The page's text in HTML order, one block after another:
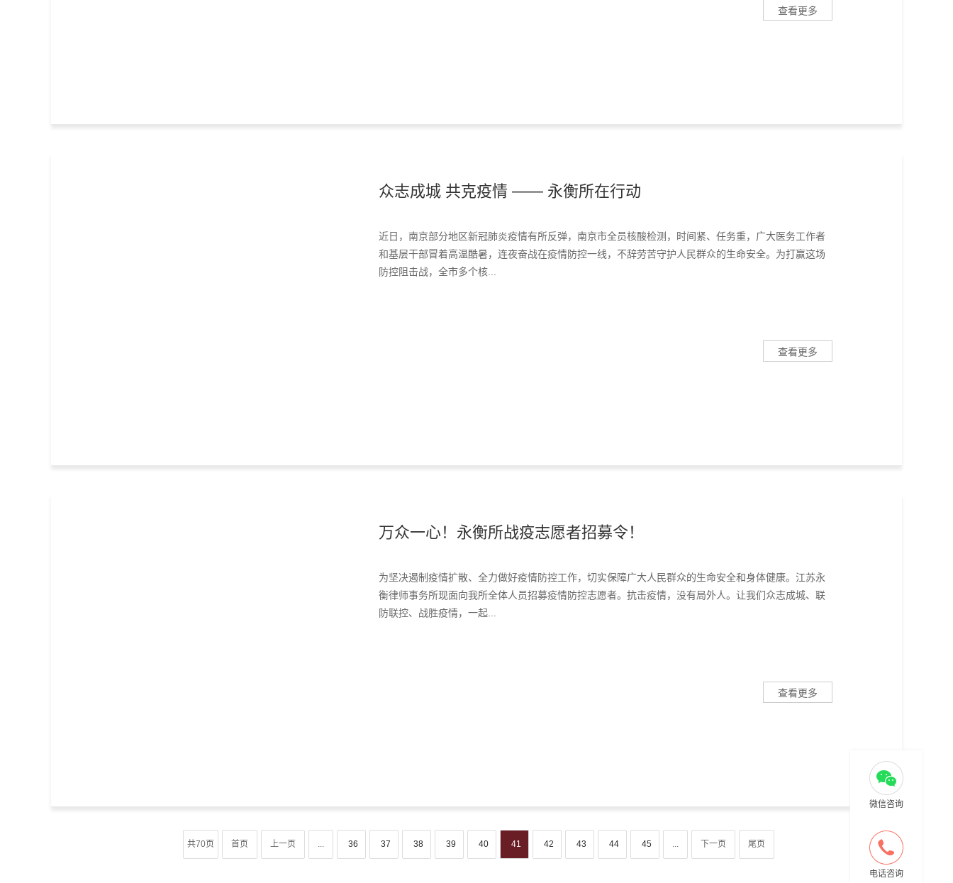
查看更多
众志成城 共克疫情 —— 永衡所在行动
近日，南京部分地区新冠肺炎疫情有所反弹，南京市全员核酸检测，时间紧、任务重，广大医务工作者
和基层干部冒着高温酷暑，连夜奋战在疫情防控一线，不辞劳苦守护人民群众的生命安全。为打赢这场
防控阻击战，全市多个核...
查看更多
万众一心！永衡所战疫志愿者招募令！
为坚决遏制疫情扩散、全力做好疫情防控工作，切实保障广大人民群众的生命安全和身体健康。江苏永
衡律师事务所现面向我所全体人员招募疫情防控志愿者。抗击疫情，没有局外人。让我们众志成城、联
防联控、战胜疫情，一起...
查看更多
共70页 首页 上一页 ... 36 37 38 39 40 41 42 43 44 45 ... 下一页 尾页
微信咨询
电话咨询